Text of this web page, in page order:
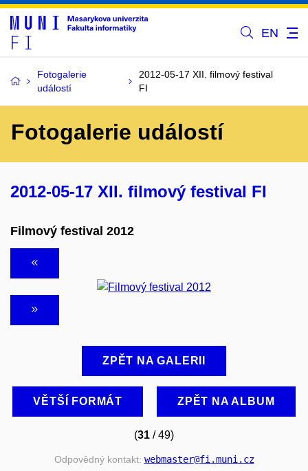
EN
Fotogalerie
událostí
2012-05-17 XII. filmový festival
FI
Fotogalerie událostí
2012-05-17 XII. filmový festival FI
Filmový festival 2012
ZPĚT NA GALERII
VĚTŠÍ FORMÁT ZPĚT NA ALBUM
(31 / 49)
Odpovědný kontakt: webmaster@fi.muni.cz